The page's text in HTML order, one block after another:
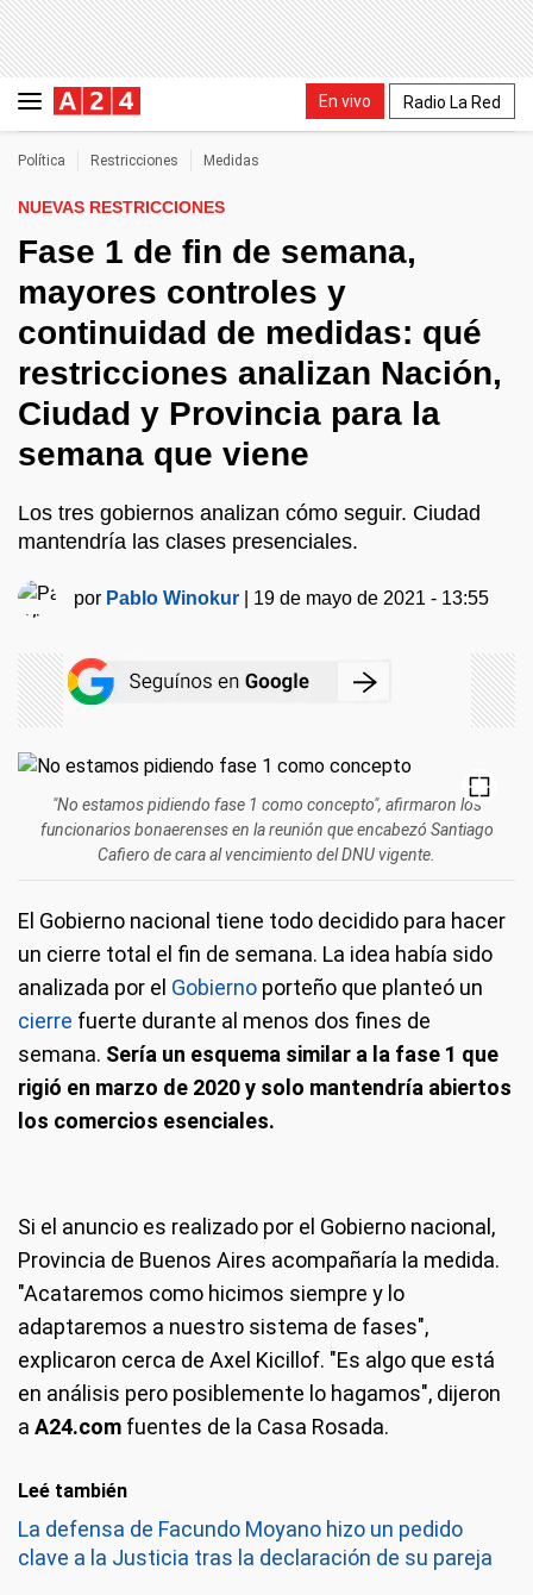
En vivo Radio La Red
Política Restricciones Medidas
NUEVAS RESTRICCIONES
Fase 1 de fin de semana,
mayores controles y
continuidad de medidas: qué
restricciones analizan Nación,
Ciudad y Provincia para la
semana que viene
Los tres gobiernos analizan cómo seguir. Ciudad
mantendría las clases presenciales.
por Pablo Winokur 19 de mayo de 2021 - 13:55
"No estamos pidiendo fase 1 como concepto", afirmaron los
funcionarios bonaerenses en la reunión que encabezó Santiago
Cafiero de cara al vencimiento del DNU vigente.
El Gobierno nacional tiene todo decidido para hacer
un cierre total el fin de semana. La idea había sido
analizada por el Gobierno porteño que planteó un
cierre fuerte durante al menos dos fines de
semana. Sería un esquema similar a la fase 1 que
rigió en marzo de 2020 y solo mantendría abiertos
los comercios esenciales.
Si el anuncio es realizado por el Gobierno nacional,
Provincia de Buenos Aires acompañaría la medida.
"Acataremos como hicimos siempre y lo
adaptaremos a nuestro sistema de fases",
explicaron cerca de Axel Kicillof. "Es algo que está
en análisis pero posiblemente lo hagamos", dijeron
a A24.com fuentes de la Casa Rosada.
Leé también
La defensa de Facundo Moyano hizo un pedido
clave a la Justicia tras la declaración de su pareja